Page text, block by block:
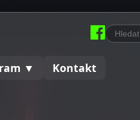
▼ Kontakt